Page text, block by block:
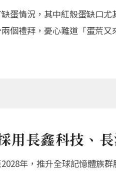
蛋情況，其中紅殼蛋缺口
個禮拜，憂心難道「蛋荒又
用長鑫科技、
年，推升全球記憶體族